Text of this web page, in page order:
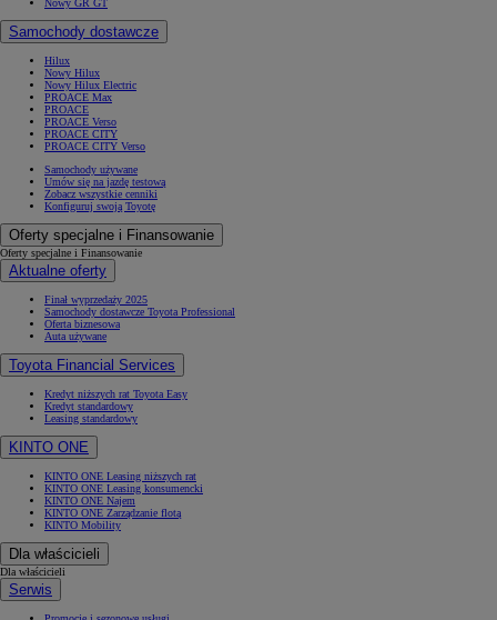
Nowy GR GT
Samochody dostawcze
Hilux
Nowy Hilux
Nowy Hilux Electric
PROACE Max
PROACE
PROACE Verso
PROACE CITY
PROACE CITY Verso
Samochody używane
Umów się na jazdę testową
Zobacz wszystkie cenniki
Konfiguruj swoją Toyotę
Oferty specjalne i Finansowanie
Oferty specjalne i Finansowanie
Aktualne oferty
Finał wyprzedaży 2025
Samochody dostawcze Toyota Professional
Oferta biznesowa
Auta używane
Toyota Financial Services
Kredyt niższych rat Toyota Easy
Kredyt standardowy
Leasing standardowy
KINTO ONE
KINTO ONE Leasing niższych rat
KINTO ONE Leasing konsumencki
KINTO ONE Najem
KINTO ONE Zarządzanie flotą
KINTO Mobility
Dla właścicieli
Dla właścicieli
Serwis